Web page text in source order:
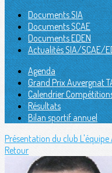
Documents SIA
Documents SCAE
Documents EDEN
Actualités SIA/SCAE/
Agenda
Grand Prix Auvergnat
Calendrier
Résultats
Bilan sportif annuel
Présentation du club L'équipe
Retour